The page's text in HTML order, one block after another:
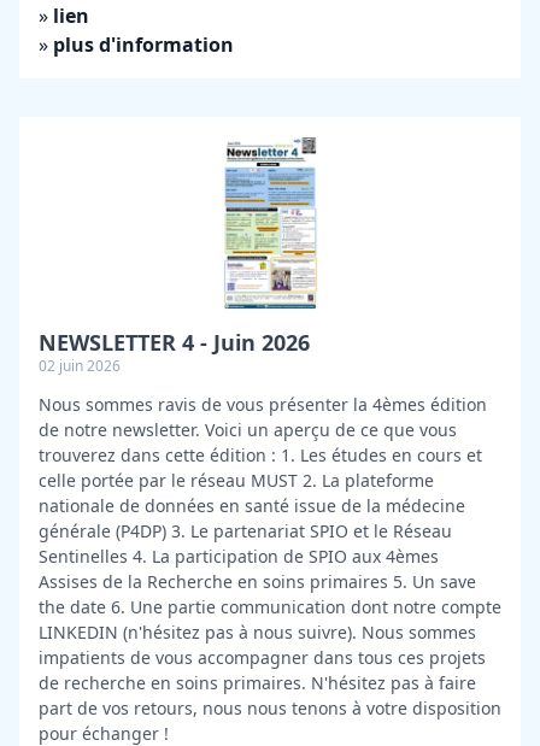
» lien
» plus d'information
NEWSLETTER 4 - Juin 2026
02 juin 2026
Nous sommes ravis de vous présenter la 4èmes édition
de notre newsletter. Voici un aperçu de ce que vous
trouverez dans cette édition : 1. Les études en cours et
celle portée par le réseau MUST 2. La plateforme
nationale de données en santé issue de la médecine
générale (P4DP) 3. Le partenariat SPIO et le Réseau
Sentinelles 4. La participation de SPIO aux 4èmes
Assises de la Recherche en soins primaires 5. Un save
the date 6. Une partie communication dont notre compte
LINKEDIN (n'hésitez pas à nous suivre). Nous sommes
impatients de vous accompagner dans tous ces projets
de recherche en soins primaires. N'hésitez pas à faire
part de vos retours, nous nous tenons à votre disposition
pour échanger !